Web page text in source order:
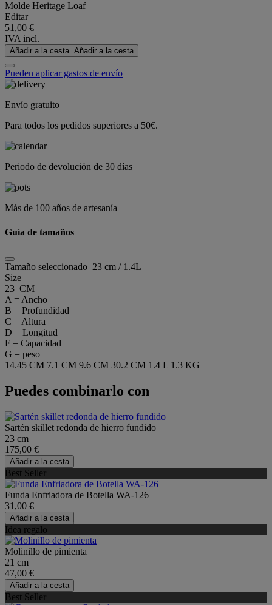
Molde Heritage Loaf
Editar
51,00 €
IVA incl.
Añadir a la cesta Añadir a la cesta
Pueden aplicar gastos de envío
Envío gratuito
Para todos los pedidos superiores a 50€.
Periodo de devolución de 30 días
Más de 100 años de artesanía
Guía de tamaños
Tamaño seleccionado 23 cm / 1.4L
Size
23 CM
A = Ancho
B = Profundidad
C = Altura
D = Longitud
F = Capacidad
G = peso
14.45 CM 7.1 CM 9.6 CM 30.2 CM 1.4 L 1.3 KG
Puedes combinarlo con
Sartén skillet redonda de hierro fundido
23 cm
175,00 €
Añadir a la cesta
Best Seller
Funda Enfriadora de Botella WA-126
31,00 €
Añadir a la cesta
Idea regalo
Molinillo de pimienta
21 cm
47,00 €
Añadir a la cesta
Best Seller